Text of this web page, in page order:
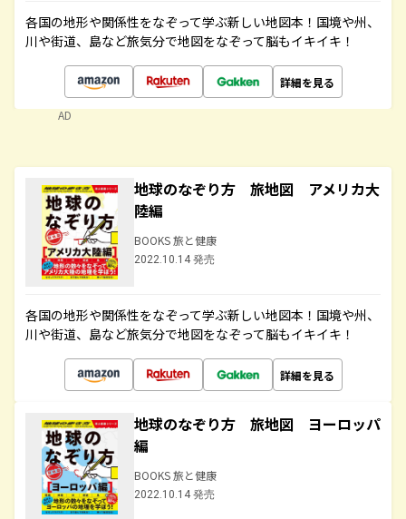
各国の地形や関係性をなぞって学ぶ新しい地図本！国境や州、
川や街道、島など旅気分で地図をなぞって脳もイキイキ！
詳細を見る
AD
地球のなぞり方 旅地図 アメリカ大
陸編
BOOKS 旅と健康
2022.10.14 発売
各国の地形や関係性をなぞって学ぶ新しい地図本！国境や州、
川や街道、島など旅気分で地図をなぞって脳もイキイキ！
詳細を見る
地球のなぞり方 旅地図 ヨーロッパ
編
BOOKS 旅と健康
2022.10.14 発売